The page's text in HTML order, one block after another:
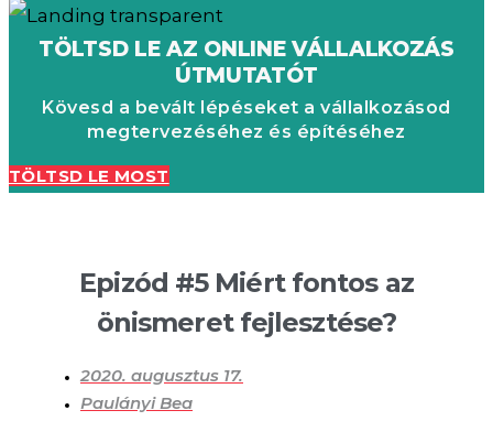
TÖLTSD LE AZ ONLINE VÁLLALKOZÁS
ÚTMUTATÓT
Kövesd a bevált lépéseket a vállalkozásod
megtervezéséhez és építéséhez
TÖLTSD LE MOST
Epizód #5 Miért fontos az
önismeret fejlesztése?
2020. augusztus 17.
Paulányi Bea